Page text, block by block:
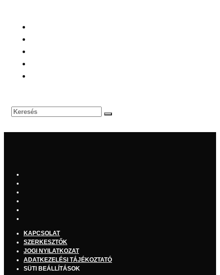
KAPCSOLAT
SZERKESZTŐK
JOGI NYILATKOZAT
ADATKEZELÉSI TÁJÉKOZTATÓ
SÜTI BEÁLLÍTÁSOK